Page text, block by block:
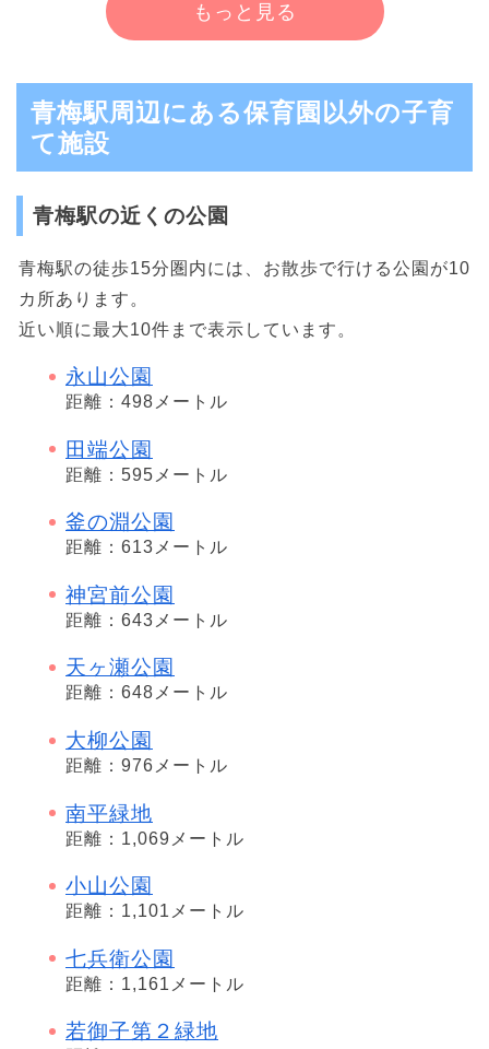
もっと見る
青梅駅周辺にある保育園以外の子育
て施設
青梅駅の近くの公園
青梅駅の徒歩15分圏内には、お散歩で行ける公園が10
カ所あります。
近い順に最大10件まで表示しています。
永山公園
距離：498メートル
田端公園
距離：595メートル
釜の淵公園
距離：613メートル
神宮前公園
距離：643メートル
天ヶ瀬公園
距離：648メートル
大柳公園
距離：976メートル
南平緑地
距離：1,069メートル
小山公園
距離：1,101メートル
七兵衛公園
距離：1,161メートル
若御子第２緑地